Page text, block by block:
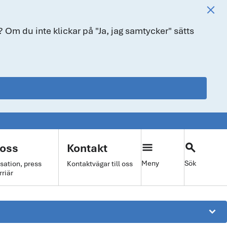
du inte klickar på "Ja, jag samtycker" sätts
press
Kontakt
Kontaktvägar till oss
menu
Meny
search
Sök
keyboard_arrow_down